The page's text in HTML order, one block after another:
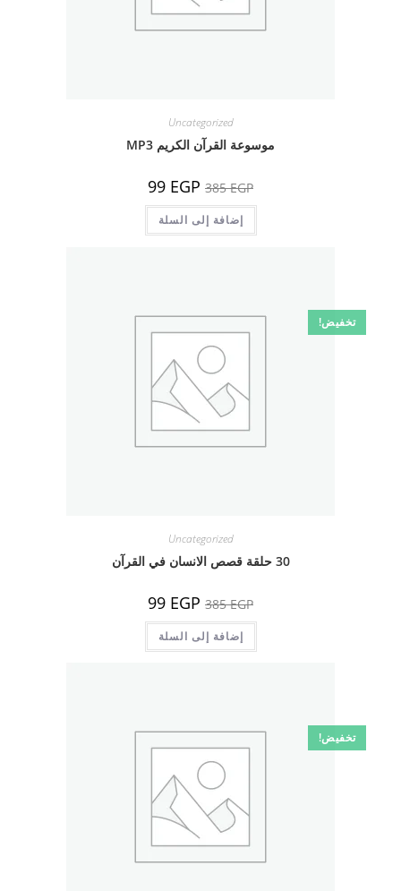
Uncategorized
موسوعة القرآن الكريم MP3
385EGP السعر
الأصلي
هو:
385 EGP.
99 EGP
هو:
إضافة إلى السلة
تخفيض!
Uncategorized
30 حلقة قصص الانسان في القرآن
385EGP السعر
الأصلي
هو:
385 EGP.
99 EGP
هو:
إضافة إلى السلة
تخفيض!